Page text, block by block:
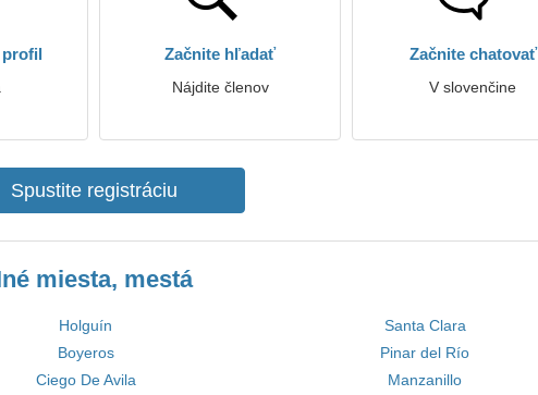
profil Začnite hľadať
Nájdite členov
Začnite chatovať
V slovenčine
Spustite registráciu
miesta, mestá
Holguín
Santa Clara
Boyeros
Pinar del Río
Ciego De Avila Manzanillo